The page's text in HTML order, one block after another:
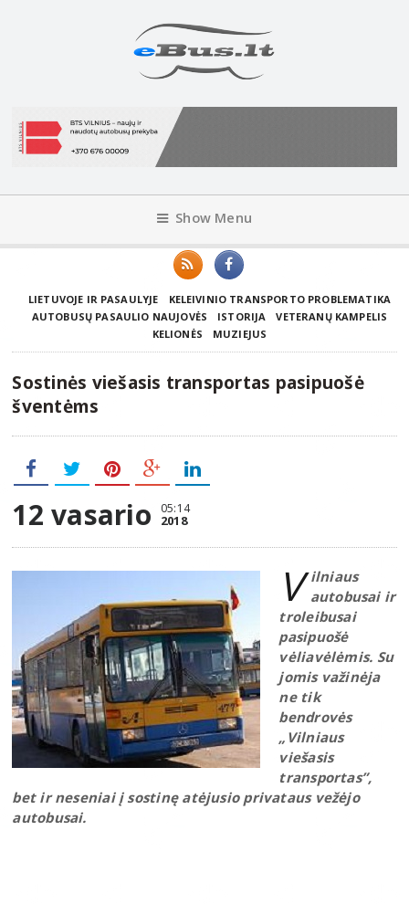
Show Menu
LIETUVOJE IR PASAULYJE
KELEIVINIO TRANSPORTO PROBLEMATIKA
AUTOBUSŲ PASAULIO NAUJOVĖS
ISTORIJA
VETERANŲ KAMPELIS
KELIONĖS
MUZIEJUS
Sostinės viešasis transportas pasipuošė
šventėms
12 vasario 05:14
2018
V ilniaus
autobusai ir
troleibusai
pasipuošė
vėliavėlėmis. Su
jomis važinėja
ne tik
bendrovės
„Vilniaus
viešasis
transportas”,
bet ir neseniai į sostinę atėjusio privataus vežėjo
autobusai.